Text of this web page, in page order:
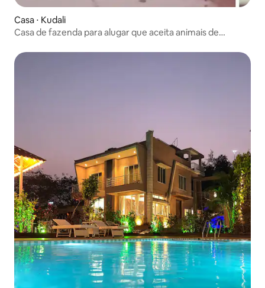
Casa ⋅ Kudali
Casa de fazenda para alugar que aceita animais de